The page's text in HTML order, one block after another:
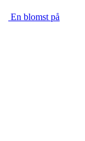
En blomst på